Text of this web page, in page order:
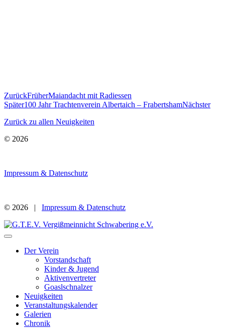
ZurückFrüherMaiandacht mit Radiessen
Später100 Jahr Trachtenverein Albertaich – FrabertshamNächster
Zurück zu allen Neuigkeiten
© 2026
Impressum & Datenschutz
© 2026 | Impressum & Datenschutz
Der Verein
Vorstandschaft
Kinder & Jugend
Aktivenvertreter
Goaslschnalzer
Neuigkeiten
Veranstaltungskalender
Galerien
Chronik